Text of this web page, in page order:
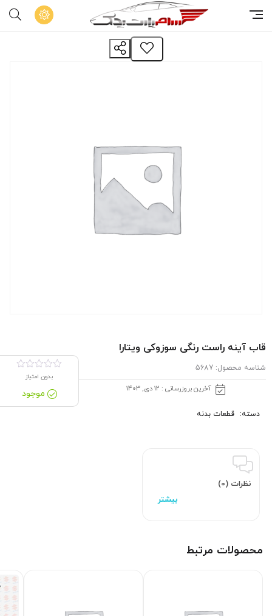
قاب آینه راست رنگی سوزوکی ویتارا
شناسه محصول: 5687
آخرین بروزرسانی : 12 دی, 1403
بدون امتیاز
موجود
دسته: قطعات بدنه
نظرات (0)
محصولات مرتبط